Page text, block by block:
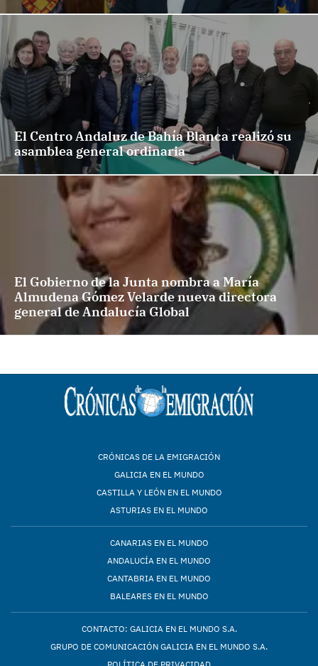
El Centro Andaluz de Bahía Blanca realizó su
asamblea general ordinaria
El Gobierno de la Junta nombra a María
Almudena Gómez Velarde nueva directora
general de Andalucía Global
CRÓNICAS DE LA EMIGRACIÓN
GALICIA EN EL MUNDO
CASTILLA Y LEÓN EN EL MUNDO
ASTURIAS EN EL MUNDO
CANARIAS EN EL MUNDO
ANDALUCÍA EN EL MUNDO
CANTABRIA EN EL MUNDO
BALEARES EN EL MUNDO
CONTACTO: GALICIA EN EL MUNDO S.A.
GRUPO DE COMUNICACIÓN GALICIA EN EL MUNDO S.A.